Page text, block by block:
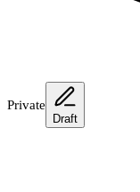
Private
Draft